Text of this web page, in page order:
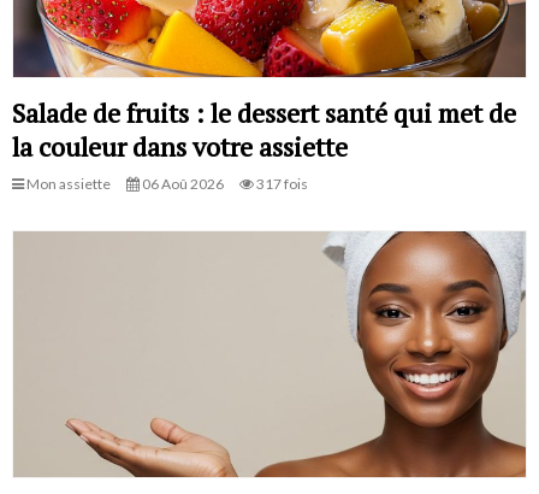
Salade de fruits : le dessert santé qui met de
la couleur dans votre assiette
Mon assiette 06 Aoû 2026 317 fois